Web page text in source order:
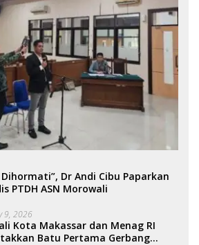
Dihormati”, Dr Andi Cibu Paparkan
PTDH ASN Morowali
9, 2026
Kota Makassar dan Menag RI
Batu Pertama Gerbang